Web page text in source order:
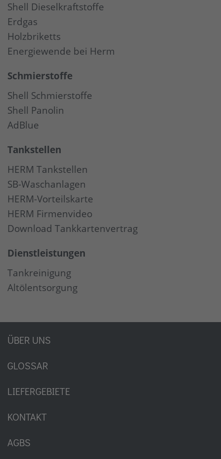
Shell Dieselkraftstoffe
Erdgas
Holzbriketts
Energiewende bei Herm
Schmierstoffe
Shell Schmierstoffe
Shell Panolin
AdBlue
Tankstellen
HERM Tankstellen
SB-Waschanlagen
HERM-Vorteilskarte
HERM Firmenvideo
Download Tankkartenvertrag
Dienstleistungen
Tankreinigung
Altölentsorgung
ÜBER UNS
GLOSSAR
LIEFERGEBIETE
KONTAKT
AGBS